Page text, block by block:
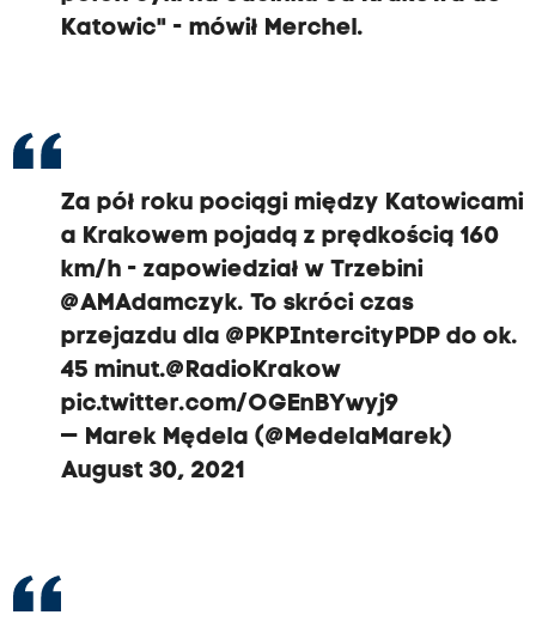
Katowic" - mówił Merchel.
Za pół roku pociągi między Katowicami
a Krakowem pojadą z prędkością 160
km/h - zapowiedział w Trzebini
@AMAdamczyk. To skróci czas
przejazdu dla @PKPIntercityPDPdo ok.
45 minut.@RadioKrakow
pic.twitter.com/OGEnBYwyj9
— Marek Mędela (@MedelaMarek)
August 30, 2021
r
k
o
ś
c
i
ą
1
6
0
k
m